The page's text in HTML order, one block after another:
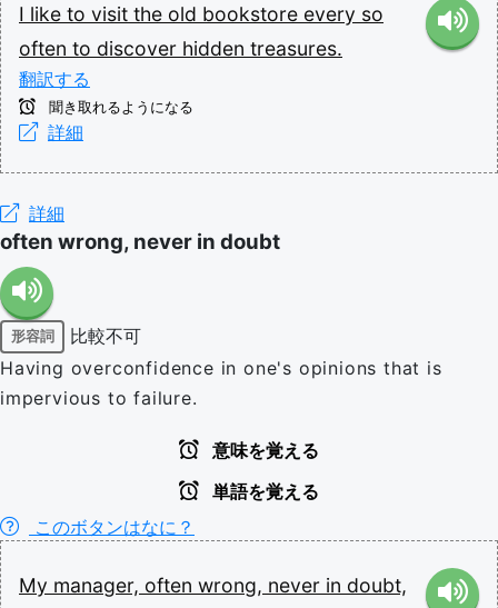
I like to visit the old bookstore every so
often to discover hidden treasures.
翻訳する
聞き取れるようになる
詳細
詳細
often wrong, never in doubt
形容詞
比較不可
Having overconfidence in one's opinions that is
impervious to failure.
意味を覚える
単語を覚える
このボタンはなに？
My manager, often wrong, never in doubt,